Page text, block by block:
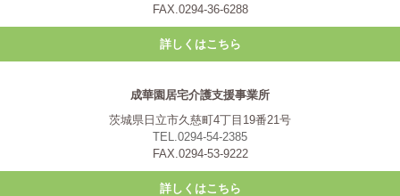
FAX.0294-36-6288
詳しくはこちら
成華園居宅介護支援事業所
茨城県日立市久慈町4丁目19番21号
TEL.0294-54-2385
FAX.0294-53-9222
詳しくはこちら